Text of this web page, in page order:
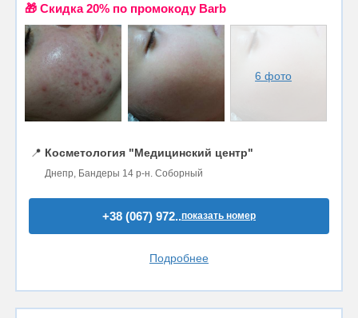
🎁 Cкидка 20% по промокоду Barb
6 фото
📍 Косметология "Медицинский центр"
Днепр, Бандеры 14 р-н. Соборный
+38 (067) 972..показать номер
Подробнее